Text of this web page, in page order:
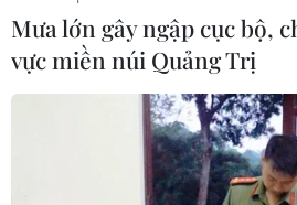
Mưa lớn gây ngập cục bộ,
vực miền núi Quảng Trị